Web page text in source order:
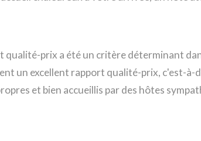
qualité-prix a été un critère déterminant
un excellent rapport qualité-prix, c'est-à-
et bien accueillis par des hôtes